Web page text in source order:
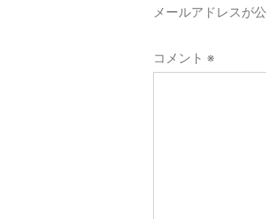
メールアドレスが
コメント ※